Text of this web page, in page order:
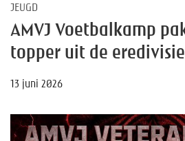
JEUGD
AMVJ Voetbalkamp
topper uit de
13 juni 2026